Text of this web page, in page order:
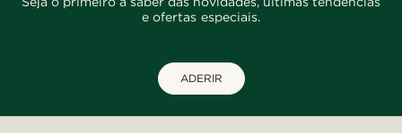
e ofertas especiais.
ADERIR